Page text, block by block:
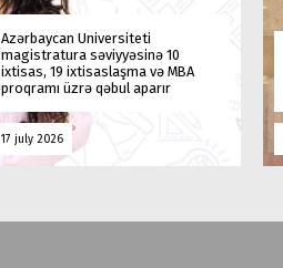
Azərbaycan Universiteti
magistratura səviyyəsinə 10
ixtisas, 19 ixtisaslaşma və MBA
proqramı üzrə qəbul aparır
17 july 2026